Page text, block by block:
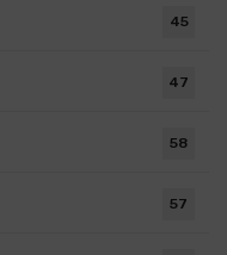
45
47
58
57